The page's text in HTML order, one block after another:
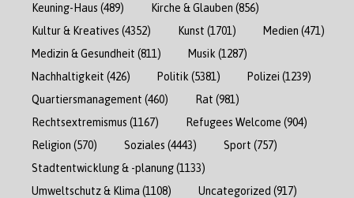
Keuning-Haus (489) Kirche & Glauben (856)
Kultur & Kreatives (4352) Kunst (1701) Medien (471)
Medizin & Gesundheit (811) Musik (1287)
Nachhaltigkeit (426) Politik (5381) Polizei (1239)
Quartiersmanagement (460) Rat (981)
Rechtsextremismus (1167) Refugees Welcome (904)
Religion (570) Soziales (4443) Sport (757)
Stadtentwicklung & -planung(1133)
Umweltschutz & Klima (1108) Uncategorized (917)